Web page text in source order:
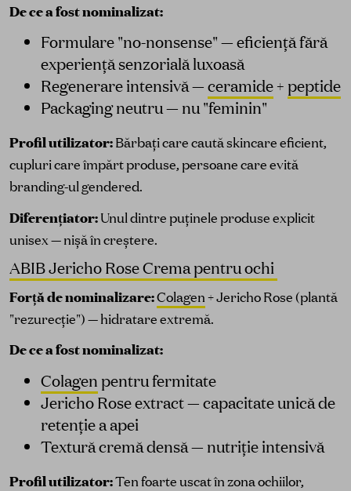
De ce a fost nominalizat:
Formulare "no-nonsense" — eficiență fără
experiență senzorială luxoasă
Regenerare intensivă —ceramide+ peptide
Packaging neutru — nu "feminin"
Profil utilizator:Bărbați care caută skincare eficient,
cupluri care împărt produse, persoane care evită
branding-ul gendered.
Diferențiator:Unul dintre puținele produse explicit
unisex — nișă în creștere.
ABIB Jericho Rose Crema pentru ochi
Forță de nominalizare:Colagen+ Jericho Rose (plantă
"rezurecție") — hidratare extremă.
De ce a fost nominalizat:
Colagen pentru fermitate
Jericho Rose extract — capacitate unică de
retenție a apei
Textură cremă densă — nutriție intensivă
Profil utilizator:Ten foarte uscat în zona ochiilor,